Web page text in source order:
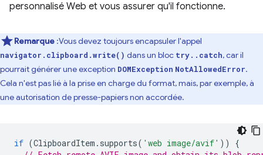
personnalisé Web et vous assurer qu'il fonctionne.
Remarque :Vous devez toujours encapsuler l'appel
navigator.clipboard.write() dans un bloc try..catch, car il
pourrait générer une exception DOMException NotAllowedError.
Cela n'est pas lié à la prise en charge du format, mais, par exemple, à
une autorisation de presse-papiers non accordée.
if (ClipboardItem . supports( 'web image/avif' ))
{